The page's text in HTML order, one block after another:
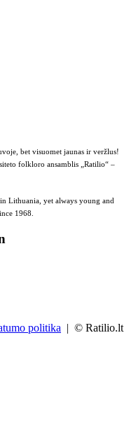
bet visuomet jaunas ir veržlus!
folkloro ansamblis „Ratilio“ –
Lithuania, yet always young and
1968.
politika | © Ratilio.lt